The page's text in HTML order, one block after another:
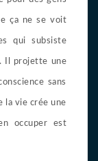
ça ne se voit
qui subsiste
Il projette une
sans
la vie crée une
occuper est